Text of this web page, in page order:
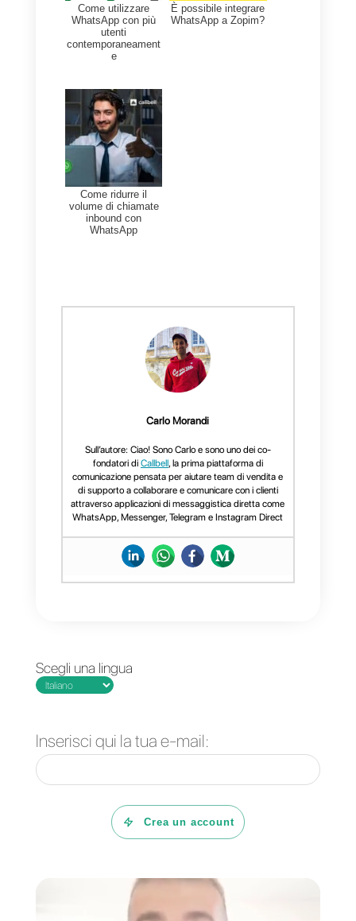
Come utilizzare
WhatsApp con più
utenti
contemporaneament
e
È possibile integrare
WhatsApp a Zopim?
volume di chiamate
inbound con